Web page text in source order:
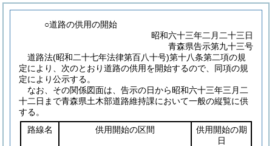
○道路の供用の開始
昭和六十三年二月二十三日
青森県告示第九十三号
道路法(昭和二十七年法律第百八十号)第十八条第二項の規
定により、次のとおり道路の供用を開始するので、同項の規
定により公示する。
なお、その関係図面は、告示の日から昭和六十三年三月二
十二日まで青森県土木部道路維持課において一般の縦覧に供
する。
路線名
供用開始の区間
供用開始の期
日